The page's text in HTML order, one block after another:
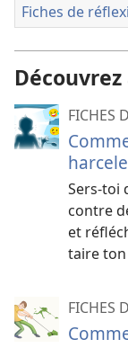
Fiches de
FICHES
Sers-toi
contre
et
taire ton
FICHES